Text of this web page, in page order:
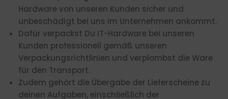
Hardware von unseren Kunden sicher und
unbeschädigt bei uns im Unternehmen ankommt.
Dafür verpackst Du IT-Hardware bei unseren
Kunden professionell gemäß unseren
Verpackungsrichtlinien und verplombst die Ware
für den Transport.
Zudem gehört die Übergabe der Lieferscheine zu
deinen Aufgaben, einschließlich der